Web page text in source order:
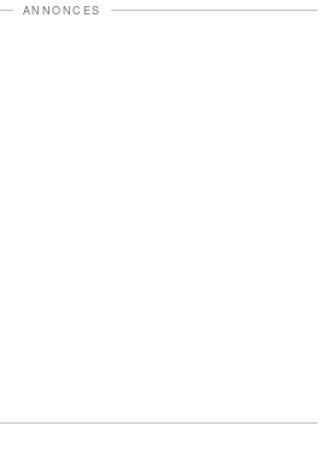
ANNONCES